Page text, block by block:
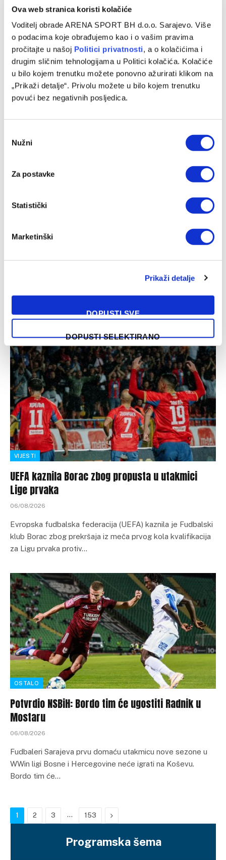
Ova web stranica koristi kolačiće
Voditelj obrade ARENA SPORT BH d.o.o. Sarajevo. Više
o podacima koje obrađujemo kao i o vašim pravima
pročitajte u našoj Politici privatnosti, a o kolačićima i
drugim sličnim tehnologijama u Politici kolačića. Kolačiće
u bilo kojem trenutku možete ponovno ažurirati klikom na
„Prikaži detalje“. Privolu možete u bilo kojem trenutku
povući bez negativnih posljedica.
Selection
Nužni
Za postavke
Statistički
Marketinški
Prikaži detalje
DOPUSTI SVE
DOPUSTI SELEKTIRANO
VIJESTI
Određene početne postave za meč Borac –
Vitebsk u Banjaluci
06/08/2026
Borac večeras dočekuje bjeloruski Vitebsk u prvoj utakmici
trećeg kola Konferencijske lige. Treneri su odredili
PROMOCIJE
Borac – Velež, WWin liga BiH
Borac i Velež u nedjelju (18:30) igraju derbi prvog kola
WWin lige Bosne i Hercegovine. Duel pratite uz direktan
TV…
VIJESTI
UEFA kaznila Borac zbog propusta u utakmici
Lige prvaka
06/08/2026
Evropska fudbalska federacija (UEFA) kaznila je Fudbalski
klub Borac zbog prekršaja iz meča prvog kola kvalifikacija
za Ligu prvaka protiv…
OSTALO
Potvrdio NSBiH: Bordo tim će ugostiti Radnik u
Mostaru
06/08/2026
Fudbaleri Sarajeva prvu domaću utakmicu nove sezone u
WWin ligi Bosne i Hercegovine neće igrati na Koševu.
Bordo tim će…
1 2 3 … 153 Next
Programska šema